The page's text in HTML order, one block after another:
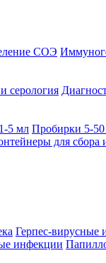
СОЭ
серология
5 мл Пробирки 5-
для сбора
Герпес-вирусные
инфекции